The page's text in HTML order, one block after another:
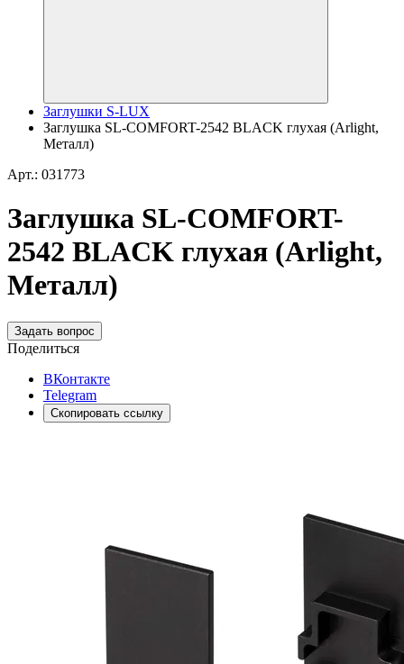
Заглушки S-LUX
Заглушка SL-COMFORT-2542 BLACK глухая (Arlight,
Металл)
Арт.: 031773
Заглушка SL-COMFORT-
2542 BLACK глухая (Arlight,
Металл)
Задать вопрос
Поделиться
ВКонтакте
Telegram
Скопировать ссылку